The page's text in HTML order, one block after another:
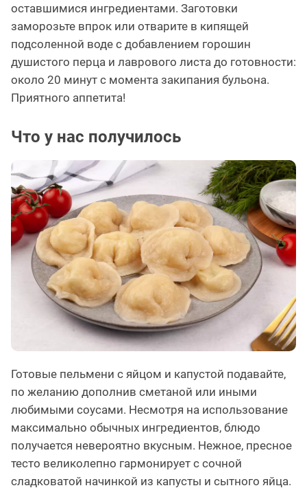
оставшимися ингредиентами. Заготовки
заморозьте впрок или отварите в кипящей
подсоленной воде с добавлением горошин
душистого перца и лаврового листа до готовности:
около 20 минут с момента закипания бульона.
Приятного аппетита!
Что у нас получилось
Готовые пельмени с яйцом и капустой подавайте,
по желанию дополнив сметаной или иными
любимыми соусами. Несмотря на использование
максимально обычных ингредиентов, блюдо
получается невероятно вкусным. Нежное, пресное
тесто великолепно гармонирует с сочной
сладковатой начинкой из капусты и сытного яйца.